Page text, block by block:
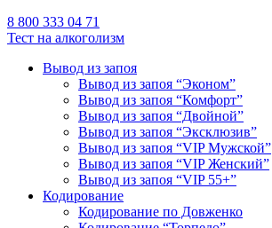
8 800 333 04 71
Тест на алкоголизм
Вывод из запоя
Вывод из запоя “Эконом”
Вывод из запоя “Комфорт”
Вывод из запоя “Двойной”
Вывод из запоя “Эксклюзив”
Вывод из запоя “VIP Мужской”
Вывод из запоя “VIP Женский”
Вывод из запоя “VIP 55+”
Кодирование
Кодирование по Довженко